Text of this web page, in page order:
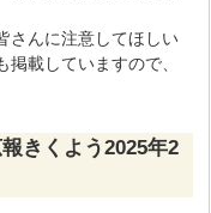
さんに注意してほしい
載していますので、
きくよう2025年2